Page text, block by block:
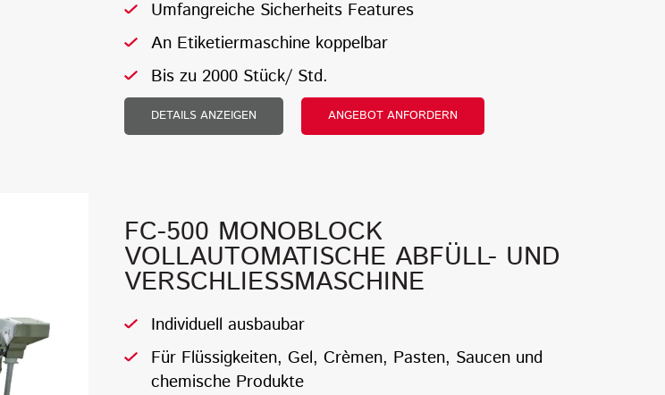
Umfangreiche Sicherheits Features
An Etiketiermaschine koppelbar
Bis zu 2000 Stück/ Std.
DETAILS ANZEIGEN ANGEBOT ANFORDERN
FC-500 MONOBLOCK
VOLLAUTOMATISCHE ABFÜLL- UND
VERSCHLIESSMASCHINE
Individuell ausbaubar
Für Flüssigkeiten, Gel, Crèmen, Pasten, Saucen und
chemische Produkte